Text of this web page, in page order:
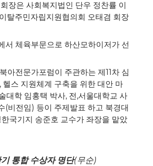
장은 사회복지법인 단우 정찬률 이
탈주민자립지원협의회 오태겸 회장
서 체육부문으로 하산모하이저가 선
아전문가포럼이 주관하는 제11차 심
헬스 지원체계 구축을 위한 대안 마
대학 임홍택 박사, 전,서울대학교 사
(비전임) 등이 주제발표 하고 북경대
국기지 송준호 교수가 좌장을 맡았
통합 수상자 명단(무순)